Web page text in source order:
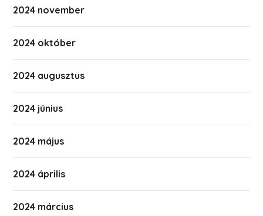
2024 november
2024 október
2024 augusztus
2024 június
2024 május
2024 április
2024 március